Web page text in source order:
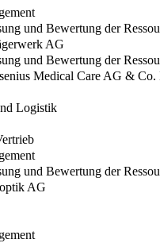
und Bewertung der
AG
und Bewertung der
Medical Care AG &
Logistik
und Bewertung der
AG